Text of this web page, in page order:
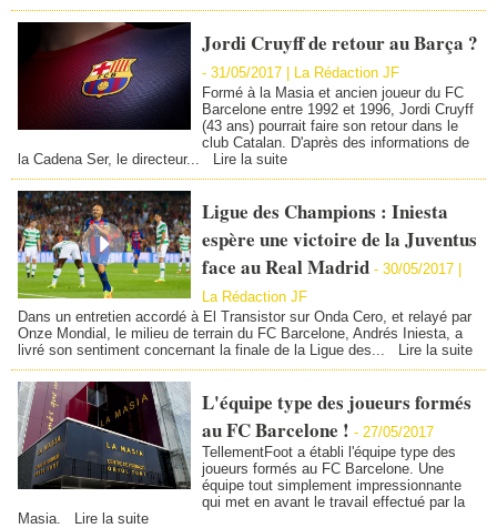
Jordi Cruyff de retour au Barça ?
- 31/05/2017 | La Rédaction JF
Formé à la Masia et ancien joueur du FC
Barcelone entre 1992 et 1996, Jordi Cruyff
(43 ans) pourrait faire son retour dans le
club Catalan. D'après des informations de
la Cadena Ser, le directeur...
Lire la suite
Ligue des Champions : Iniesta
espère une victoire de la Juventus
face au Real Madrid - 30/05/2017 |
La Rédaction JF
Dans un entretien accordé à El Transistor sur Onda Cero, et relayé par
Onze Mondial, le milieu de terrain du FC Barcelone, Andrés Iniesta, a
livré son sentiment concernant la finale de la Ligue des...
Lire la suite
L'équipe type des joueurs formés
au FC Barcelone ! - 27/05/2017
TellementFoot a établi l'équipe type des
joueurs formés au FC Barcelone. Une
équipe tout simplement impressionnante
qui met en avant le travail effectué par la
Masia.
Lire la suite